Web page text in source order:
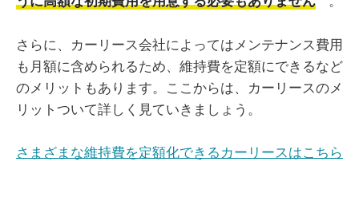
さらに、カーリース会社によってはメンテナンス費用
も月額に含められるため、維持費を定額にできるなど
のメリットもあります。ここからは、カーリースのメ
リットついて詳しく見ていきましょう。
さまざまな維持費を定額化できるカーリースはこちら